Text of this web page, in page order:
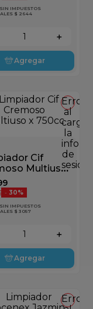
IMPUESTOS
$ 2644
＋
Agregar
Error
al
cargar
la
de
sesión
Cif
Multiuso
- 30%
IMPUESTOS
$ 3057
＋
Agregar
Error